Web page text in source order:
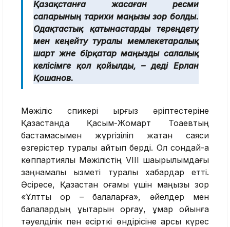
Қазақстанға жасаған ресми
сапарының тарихи маңызы зор болды.
Одақтастық қатынастарды тереңдету
мен кеңейту туралы мемлекетаралық
шарт және бірқатар маңызды салалық
келісімге қол қойылды, – деді Ерлан
Қошанов.
Мәжіліс спикері қырғыз әріптестеріне
Қазақстанда Қасым-Жомарт Тоқаевтың
бастамасымен жүргізіліп жатқан саяси
өзгерістер туралы айтып берді. Ол сондай-ақ
көппартиялы Мәжілістің VIII шақырылымдағы
заңнамалық қызметі туралы хабардар етті.
Әсіресе, Қазақстан қоғамы үшін маңызы зор
«Ұлттық қор – балаларға», әйелдер мен
балалардың құқықтарын қорғау, құмар ойынға
тәуелділік пен есірткі өндірісіне қарсы күрес